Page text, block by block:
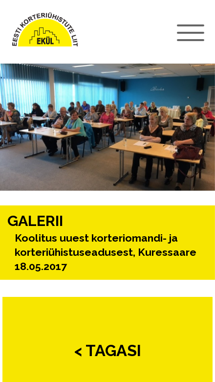
GALERII
Koolitus uuest korteriomandi- ja
korteriühistuseadusest, Kuressaare
18.05.2017
< TAGASI